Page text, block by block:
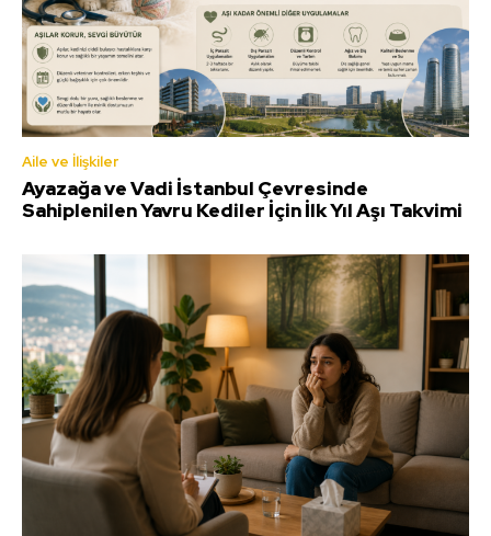
Aile ve İlişkiler
Ayazağa ve Vadi İstanbul Çevresinde
Sahiplenilen Yavru Kediler İçin İlk Yıl Aşı Takvimi